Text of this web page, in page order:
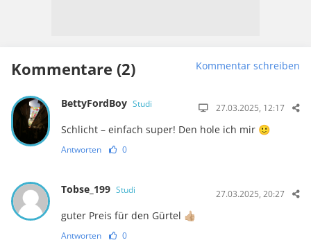
Kommentare (2) Kommentar schreiben
BettyFordBoy Studi 27.03.2025, 12:17
Schlicht – einfach super! Den hole ich mir 🙂
Antworten 0
Tobse_199 Studi 27.03.2025, 20:27
guter Preis für den Gürtel 👍🏼
Antworten 0